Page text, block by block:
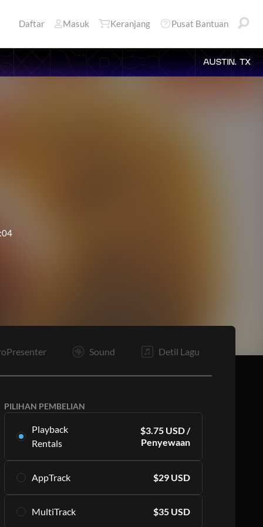
Daftar Masuk Keranjang Pusat Bantuan
AUSTIN, TX
Sound Detil Lagu
PILIHAN PEMBELIAN
Playback
Rentals
$3.75 USD/
Penyewaan
Dimulai dengan sewa 16 per bulan.
BERLANGGANAN
AppTrack $29 USD
berkualitas tinggi yang sama secara eksklusif di
MultiTrack $35 USD